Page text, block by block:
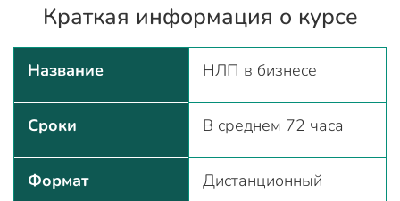
Краткая информация о курсе
Название НЛП в бизнесе
Сроки В среднем 72 часа
Формат Дистанционный